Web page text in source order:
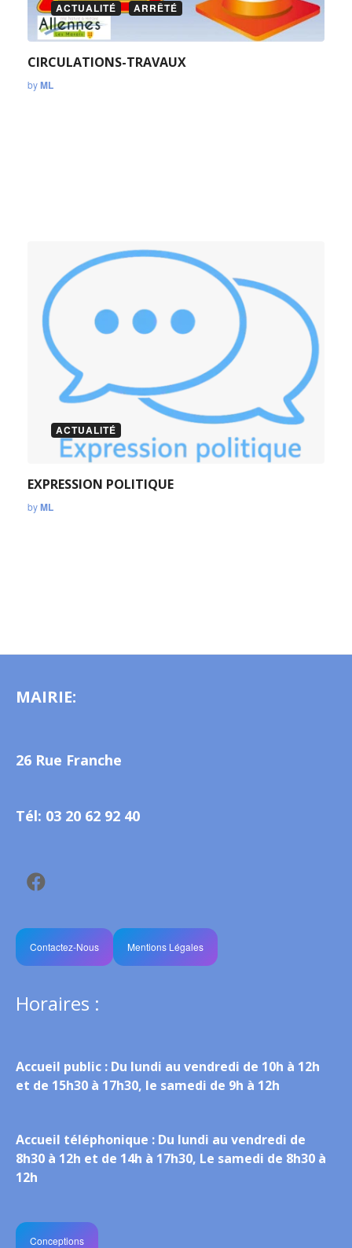
ACTUALITÉ ARRÊTÉ
CIRCULATIONS-TRAVAUX
byML
ACTUALITÉ
EXPRESSION POLITIQUE
byML
MAIRIE:
26 Rue Franche
Tél: 03 20 62 92 40
Contactez-Nous Mentions Légales
Horaires :
Accueil public : Du lundi au vendredi de 10h à 12h
et de 15h30 à 17h30, le samedi de 9h à 12h
Accueil téléphonique : Du lundi au vendredi de
8h30 à 12h et de 14h à 17h30, Le samedi de 8h30 à
12h
Conceptions